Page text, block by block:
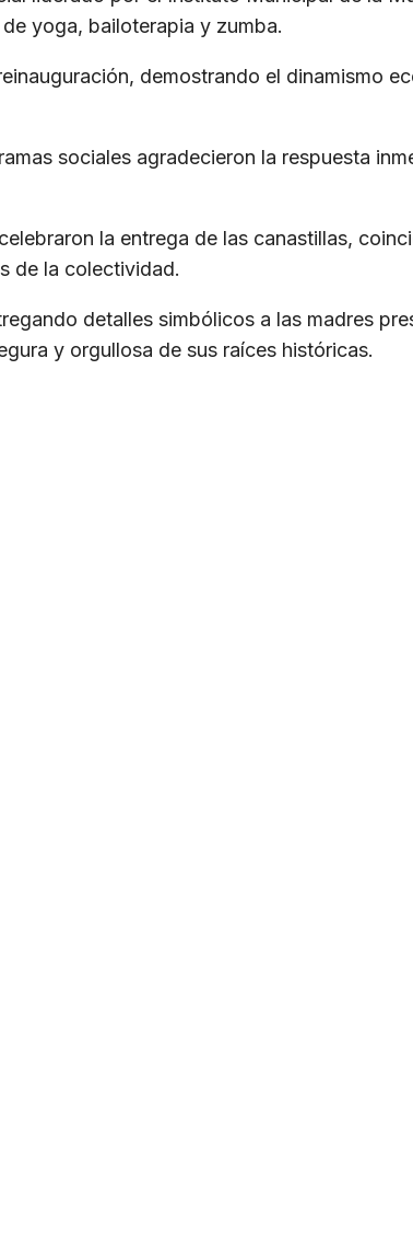
yoga, bailoterapia y zumba.
demostrando el dinamismo
sociales agradecieron la respuesta
la entrega de las canastillas,
de la colectividad.
detalles simbólicos a las madres
y orgullosa de sus raíces históricas.